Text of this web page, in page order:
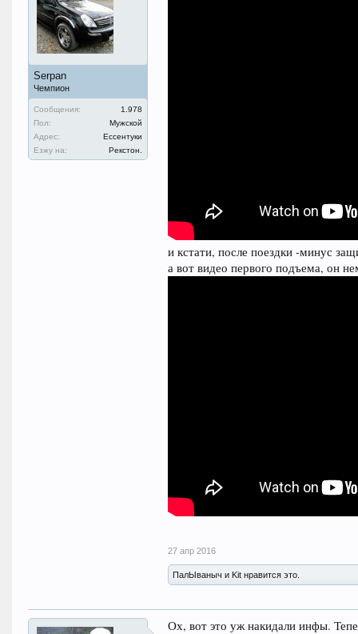
Serpan
Чемпион
Сообщения:
1.978
Пол:
Мужской
Адрес:
Ессентуки
Езжу на:
Рекстон.
и кстати, после поездки -минус
а вот видео первого подъема, он
27 апр 2016
ПалЫваныч и Kit нравится это.
Ох, вот это уж накидали инфы.